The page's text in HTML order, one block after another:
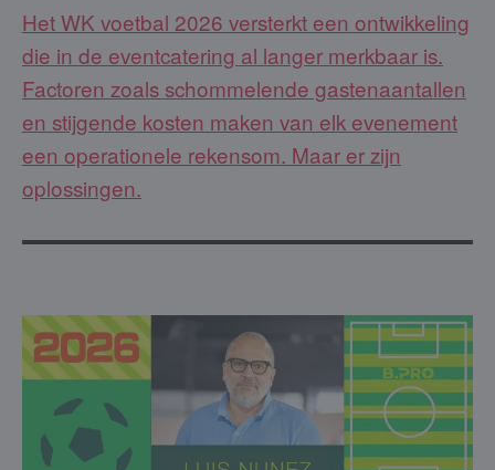
Het WK voetbal 2026 versterkt een ontwikkeling
die in de eventcatering al langer merkbaar is.
Factoren zoals schommelende gastenaantallen
en stijgende kosten maken van elk evenement
een operationele rekensom. Maar er zijn
oplossingen.